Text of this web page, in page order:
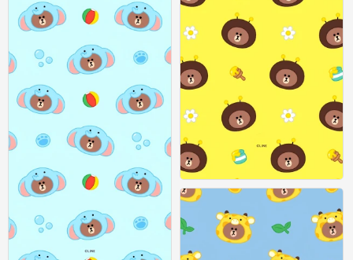
『linefriends』头像▪壁纸